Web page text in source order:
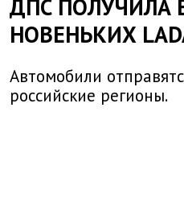
ДПС ПОЛУЧИЛА
НОВЕНЬКИХ
Автомобили
российские регионы.